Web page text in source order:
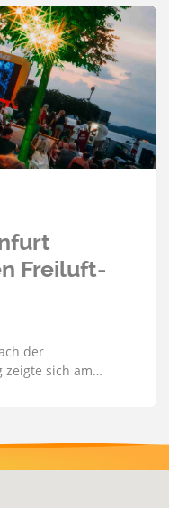
Freiluft-
der
zeigte sich am…